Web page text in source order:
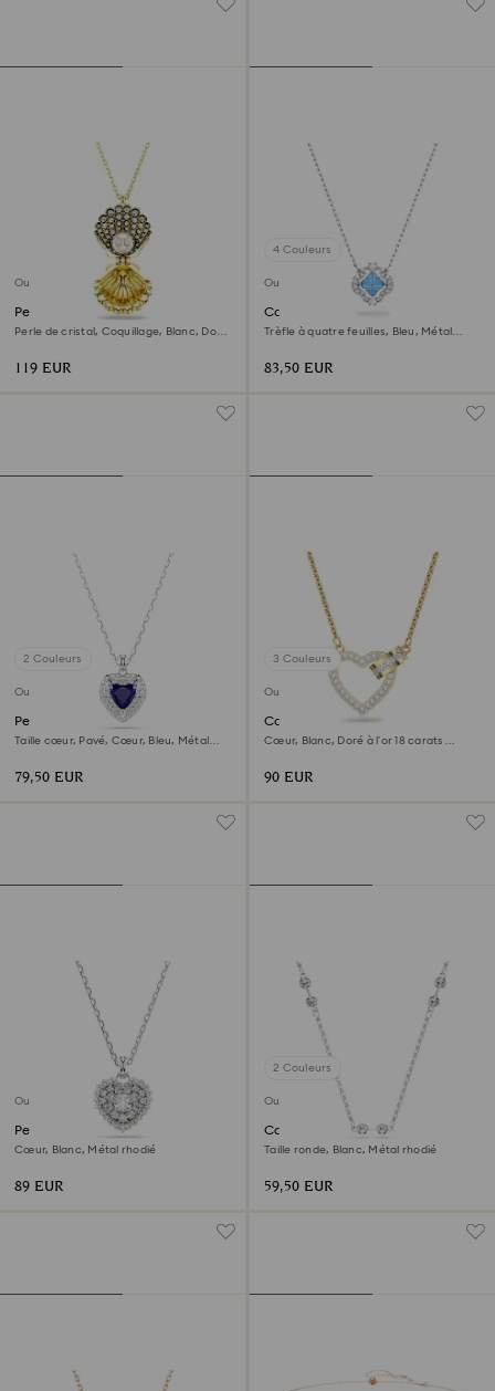
Outlet
Pendentif Idyllia
Perle de cristal, Coquillage, Blanc, Doré
119 EUR
4 Couleurs
Outlet
Collier Una
Trèfle à quatre feuilles, Bleu, Métal
83,50 EUR
2 Couleurs
Outlet
Pendentif One
Taille cœur, Pavé, Cœur, Bleu, Métal
79,50 EUR
3 Couleurs
Outlet
Collier Lovely
Cœur, Blanc, Doré à l’or 18 carats
90 EUR
Outlet
Pendentif Idyllia
Cœur, Blanc, Métal rhodié
89 EUR
2 Couleurs
Outlet
Collier Swarovski Remix
Taille ronde, Blanc, Métal rhodié
59,50 EUR